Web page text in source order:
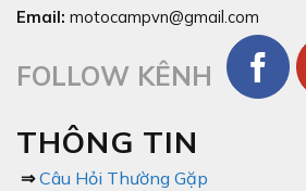
Email: motocampvn@gmail.com
FOLLOW KÊNH
THÔNG TIN
⇒ Câu Hỏi Thường Gặp